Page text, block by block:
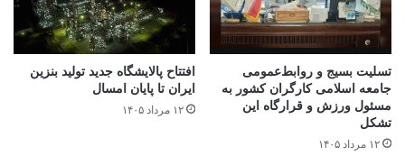
تسلیت بسیج و روابط‌عمومی
جامعه اسلامی کارگران کشور به
مسئول ورزش و قرارگاه این
تشکل
۱۲ مرداد ۱۴۰۵
افتتاح ‌پالایشگاه جدید تولید بنزین
ایران تا پایان امسال
۱۲ مرداد ۱۴۰۵